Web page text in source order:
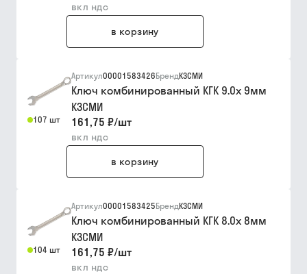
вкл ндс
в корзину
107 шт
Артикул00001583426БрендКЗСМИ
Ключ комбинированный КГК 9.0х 9мм
КЗСМИ
161,75 ₽/шт
вкл ндс
в корзину
104 шт
Артикул00001583425БрендКЗСМИ
Ключ комбинированный КГК 8.0х 8мм
КЗСМИ
161,75 ₽/шт
вкл ндс